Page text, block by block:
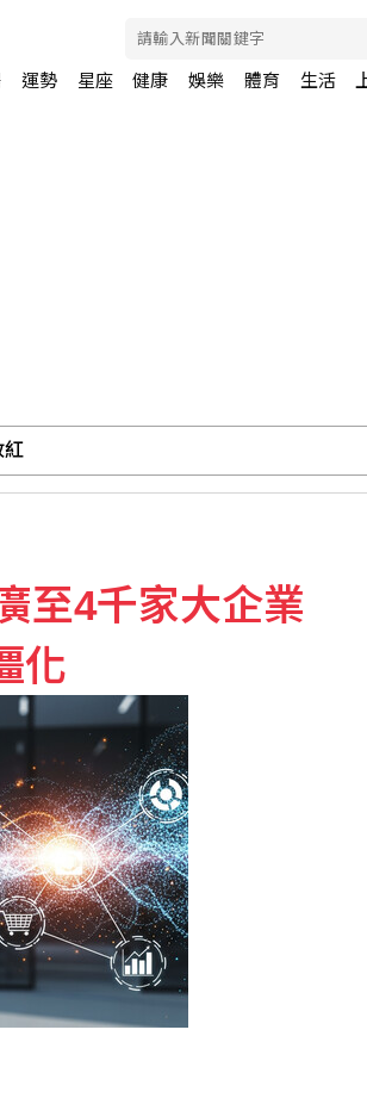
運勢 星座 健康 娛樂 體育 生活
紅
至4千家大企業
化